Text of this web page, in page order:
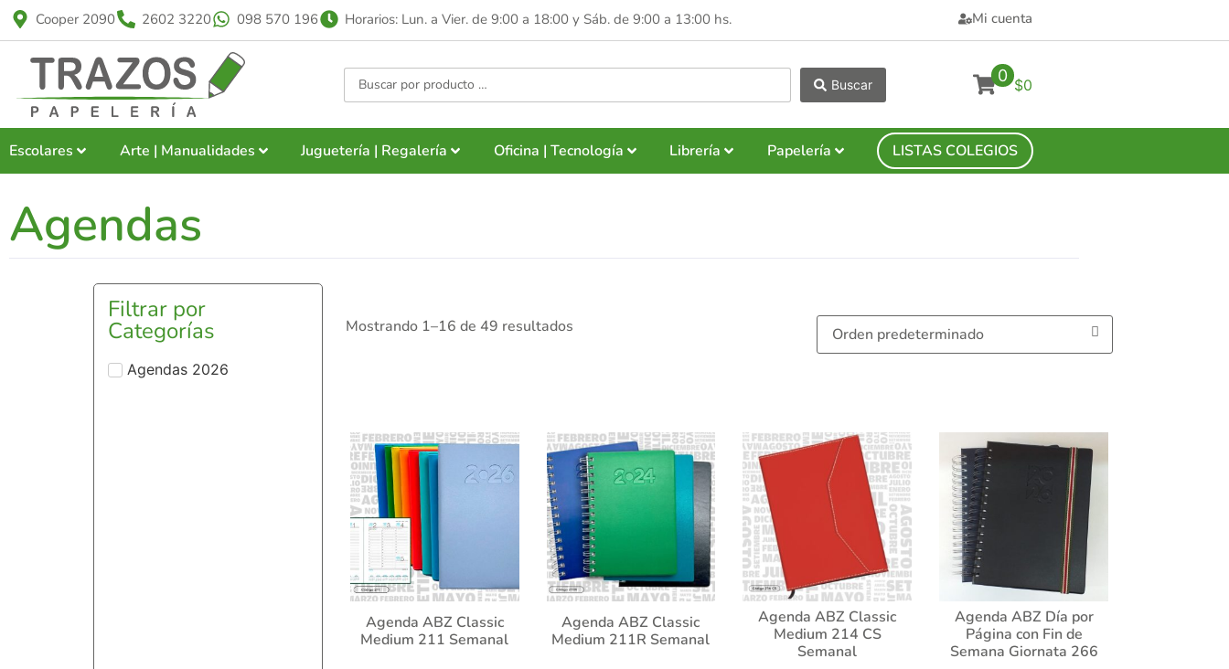
Cooper 2090 2602 3220 098 570 196 Horarios: Lun. a Vier. de 9:00 a 18:00 y Sáb. de 9:00 a 13:00 hs. Mi cuenta
Buscar 0 $0
Escolares Arte | Manualidades Juguetería | Regalería Oficina | Tecnología Librería Papelería LISTAS COLEGIOS
Agendas
Filtrar por
Categorías
Agendas 2026
Mostrando 1–16 de 49 resultados
Agenda ABZ Classic
Medium 211 Semanal
Agenda ABZ Classic
Medium 211R Semanal
Agenda ABZ Classic
Medium 214 CS
Semanal
Agenda ABZ Día por
Página con Fin de
Semana Giornata 266